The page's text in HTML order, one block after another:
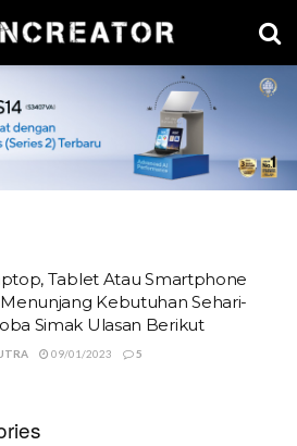
Tablet Atau Smartphone
Kebutuhan Sehari-
Simak Ulasan Berikut
09/01/2023 5